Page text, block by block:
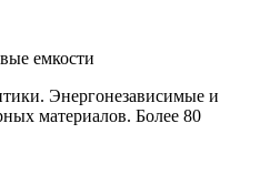
емкости
Энергонезависимые и
материалов. Более 80